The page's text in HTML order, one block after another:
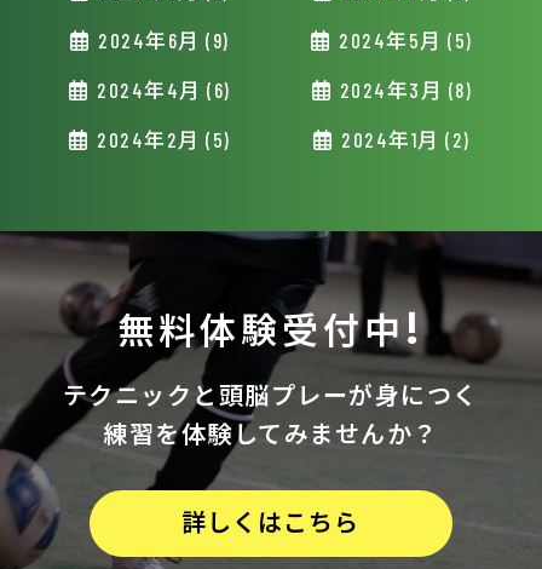
2024年6月 (9) 2024年5月 (5)
2024年4月 (6) 2024年3月 (8)
2024年2月 (5) 2024年1月 (2)
無料体験受付中!
テクニックと 頭脳プレーが身につく
練習を体験してみませんか？
詳しくはこちら